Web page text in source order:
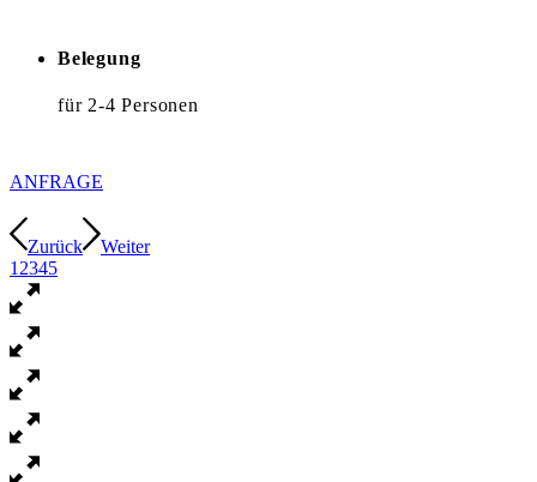
Belegung
für 2-4 Personen
ANFRAGE
Zurück
Weiter
1 2345